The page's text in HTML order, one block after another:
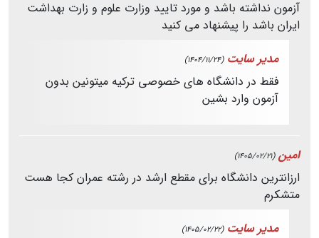
آزمون نداشته باشد و مورد تایید وزارت علوم و زارت بهداشت
ایران باشد را پیشنهاد می کنید
مدیر سایت (1404/11/24)
فقط در دانشگاه های خصوصی ترکیه میتونین بدون
آزمون وارد بشین
امین (1405/02/21)
ارزانترین دانشگاه برای مقطع ارشد در رشته عمران کجا هست
متشکرم
مدیر سایت (1405/02/22)